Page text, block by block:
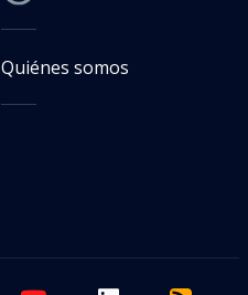
Quiénes somos